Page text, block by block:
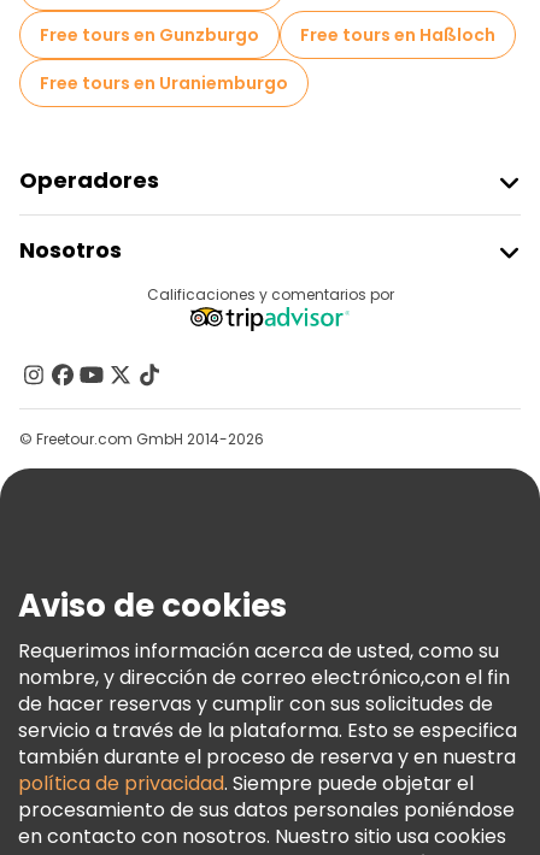
Free tours en Gunzburgo
Free tours en Haßloch
Free tours en Uraniemburgo
Operadores
Acceder Como Proveedor
Programa De Afiliados
Nosotros
Contacto
Grupos
Ayuda
Términos E Información Legal
Política De Cookies
Freetour Premios
Programa De Fidelidad
Calificaciones y comentarios por
© Freetour.com GmbH 2014-2026
Aviso de cookies
Requerimos información acerca de usted, como su
nombre, y dirección de correo electrónico,con el fin
de hacer reservas y cumplir con sus solicitudes de
servicio a través de la plataforma. Esto se especifica
también durante el proceso de reserva y en nuestra
política de privacidad. Siempre puede objetar el
procesamiento de sus datos personales poniéndose
en contacto con nosotros. Nuestro sitio usa cookies